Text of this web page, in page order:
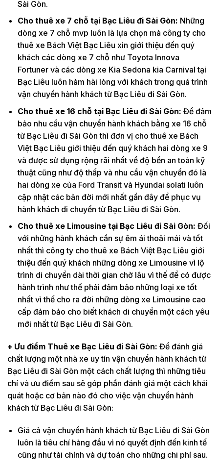
Sài Gòn.
Cho thuê xe 7 chỗ tại Bạc Liêu đi Sài Gòn: Những
dòng xe 7 chỗ mvp luôn là lựa chọn mà công ty cho
thuê xe Bách Việt Bạc Liêu xin giới thiệu đến quý
khách các dòng xe 7 chỗ như Toyota Innova
Fortuner và các dòng xe Kia Sedona kia Carnival tại
Bạc Liêu luôn hàm hài lòng với khách trong quá trình
vận chuyển hành khách từ Bạc Liêu đi Sài Gòn.
Cho thuê xe 16 chỗ tại Bạc Liêu đi Sài Gòn: Để đảm
bảo nhu cầu vận chuyển hành khách bằng xe 16 chỗ
từ Bạc Liêu đi Sài Gòn thì đơn vị cho thuê xe Bách
Việt Bạc Liêu giới thiệu đến quý khách hai dòng xe 9
và được sử dụng rộng rãi nhất về độ bền an toàn kỹ
thuật cũng như độ thấp và nhu cầu vận chuyển đó là
hai dòng xe của Ford Transit và Hyundai solati luôn
cập nhật các bản đời mới nhất gần đây để phục vụ
hành khách di chuyển từ Bạc Liêu đi Sài Gòn.
Cho thuê xe Limousine tại Bạc Liêu đi Sài Gòn: Đối
với những hành khách cần sự êm ái thoải mái và tốt
nhất thì công ty cho thuê xe Bách Việt Bạc Liêu giới
thiệu đến quý khách những dòng xe Limousine vì lộ
trình di chuyển dài thời gian chờ lâu vì thế để có được
hành trình như thế phải đảm bảo những loại xe tốt
nhất vì thế cho ra đời những dòng xe Limousine cao
cấp đảm bảo cho biết khách di chuyển một cách yêu
mới nhất từ Bạc Liêu đi Sài Gòn.
+ Ưu điểm Thuê xe Bạc Liêu đi Sài Gòn: Để đánh giá
chất lượng một nhà xe uy tín vận chuyển hành khách từ
Bạc Liêu đi Sài Gòn một cách chất lượng thì những tiêu
chí và ưu điểm sau sẽ góp phần đánh giá một cách khái
quát hoặc cơ bản nào đó cho việc vận chuyển hành
khách từ Bạc Liêu đi Sài Gòn:
Giá cả vận chuyển hành khách từ Bạc Liêu đi Sài Gòn
luôn là tiêu chí hàng đầu vì nó quyết định đến kinh tế
cũng như tài chính và dự toán cho những chi phí sau.